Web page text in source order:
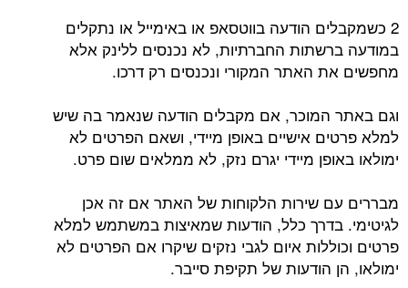
2 כשמקבלים הודעה בווטסאפ או באימייל או נתקלים
במודעה ברשתות החברתיות, לא נכנסים ללינק אלא
מחפשים את האתר המקורי ונכנסים רק דרכו.
וגם באתר המוכר, אם מקבלים הודעה שנאמר בה שיש
למלא פרטים אישיים באופן מיידי, ושאם הפרטים לא
ימולאו באופן מיידי יגרם נזק, לא ממלאים שום פרט.
מבררים עם שירות הלקוחות של האתר אם זה אכן
לגיטימי. בדרך כלל, הודעות שמאיצות במשתמש למלא
פרטים וכוללות איום לגבי נזקים שיקרו אם הפרטים לא
ימולאו, הן הודעות של תקיפת סייבר.